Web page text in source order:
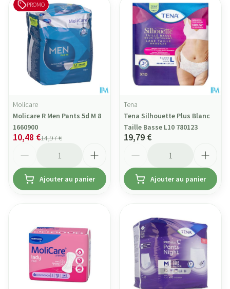
PROMO
Molicare
Molicare R Men Pants 5d M 8
1660900
14,97 €
10,48 €
Ajouter au panier
Tena
Tena Silhouette Plus Blanc
Taille Basse L10 780123
19,79 €
Ajouter au panier